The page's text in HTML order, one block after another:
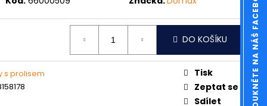
DO KOŠÍKU
s prolisem
Tisk
Zeptat se
Sdílet
KOUKNĚTE NA NÁŠ FACEBOOK